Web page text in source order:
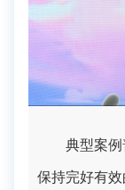
典型案
保持完好有